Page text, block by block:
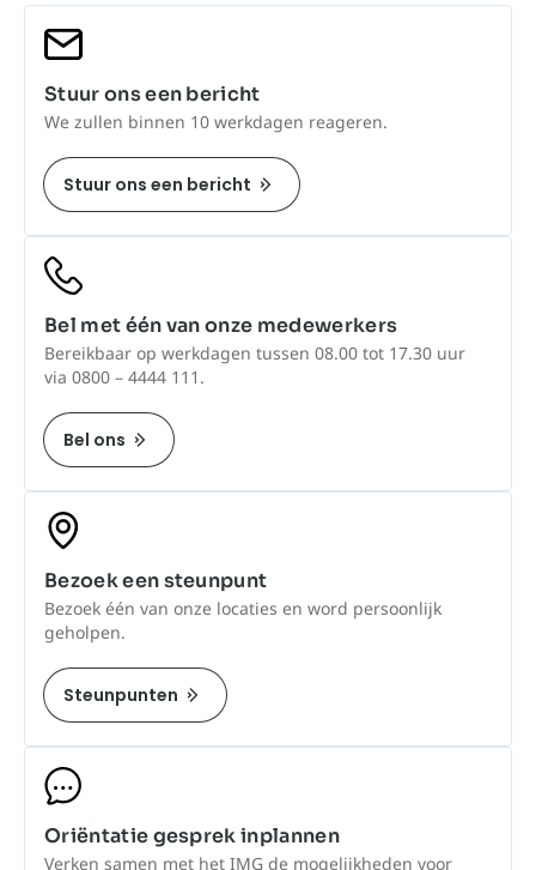
Stuur ons een bericht
We zullen binnen 10 werkdagen reageren.
Stuur ons een bericht
Bel met één van onze medewerkers
Bereikbaar op werkdagen tussen 08.00 tot 17.30 uur
via 0800 – 4444 111.
Bel ons
Bezoek een steunpunt
Bezoek één van onze locaties en word persoonlijk
geholpen.
Steunpunten
Oriëntatie gesprek inplannen
Verken samen met het IMG de mogelijkheden voor